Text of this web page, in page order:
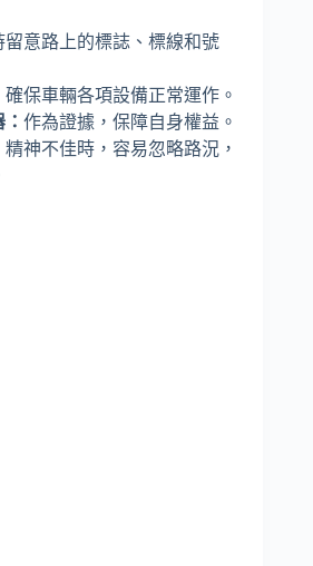
留意路上的標誌、標線和號
確保車輛各項設備正常運作。
作為證據，保障自身權益。
精神不佳時，容易忽略路況，